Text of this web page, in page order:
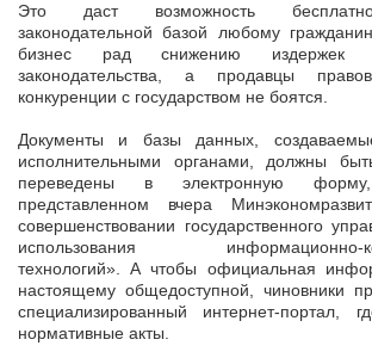
Это даст возможность бесплатно
законодательной базой любому
бизнес рад снижению издержек
законодательства, а продавцы
конкуренции с государством не боятся.
Документы и базы данных,
исполнительными органами, должны
переведены в электронную
представленном вчера
совершенствовании государственного
использования информационно-
технологий». А чтобы официальная
настоящему общедоступной, чиновники
специализированный интернет-портал,
нормативные акты.